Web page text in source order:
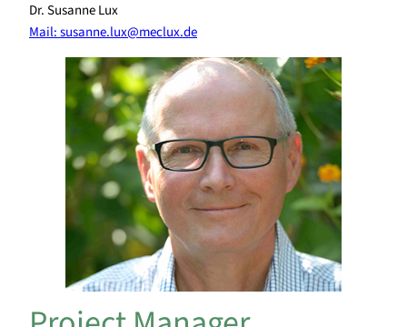
Dr. Susanne Lux
Mail: susanne.lux@meclux.de